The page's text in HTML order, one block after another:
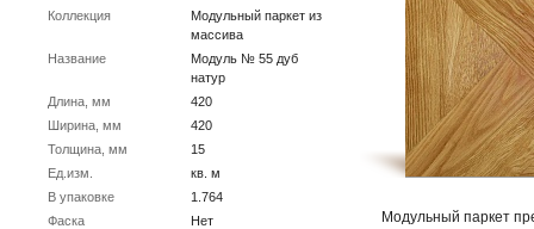
Коллекция
Модульный паркет из
массива
Название
Модуль № 55 дуб
натур
Длина, мм
420
Ширина, мм
420
Толщина, мм
15
Ед.изм.
кв. м
В упаковке
1.764
Фаска
Нет
Модульный паркет